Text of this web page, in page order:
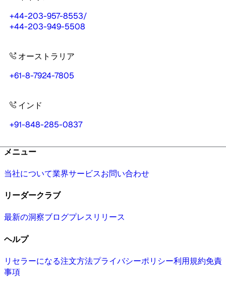
+44-203-957-8553/
+44-203-949-5508
オーストラリア
+61-8-7924-7805
インド
+91-848-285-0837
メニュー
当社について業界サービスお問い合わせ
リーダークラブ
最新の洞察ブログプレスリリース
ヘルプ
リセラーになる注文方法プライバシーポリシー利用規約免責
事項